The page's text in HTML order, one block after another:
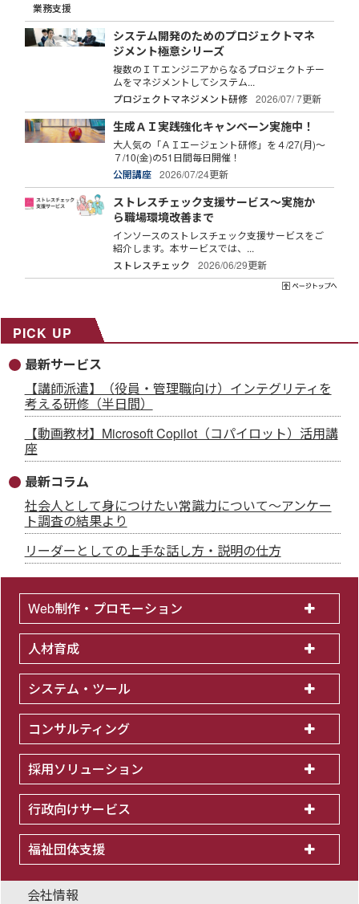
業務支援
システム開発のためのプロジェクトマネ
ジメント極意シリーズ
複数のＩＴエンジニアからなるプロジェクトチー
ムをマネジメントしてシステム...
プロジェクトマネジメント研修
2026/07/ 7更新
生成ＡＩ実践強化キャンペーン実施中！
大人気の「ＡＩエージェント研修」を４/27(月)～
７/10(金)の51日間毎日開催！
公開講座
2026/07/24更新
ストレスチェック支援サービス～実施か
ら職場環境改善まで
インソースのストレスチェック支援サービスをご
紹介します。本サービスでは、...
ストレスチェック
2026/06/29更新
PICK UP
最新サービス
【講師派遣】（役員・管理職向け）インテグリティを
考える研修（半日間）
【動画教材】Microsoft Copilot（コパイロット）活用講
座
最新コラム
社会人として身につけたい常識力について～アンケー
ト調査の結果より
リーダーとしての上手な話し方・説明の仕方
Web制作・プロモーション
人材育成
システム・ツール
コンサルティング
採用ソリューション
行政向けサービス
福祉団体支援
会社情報